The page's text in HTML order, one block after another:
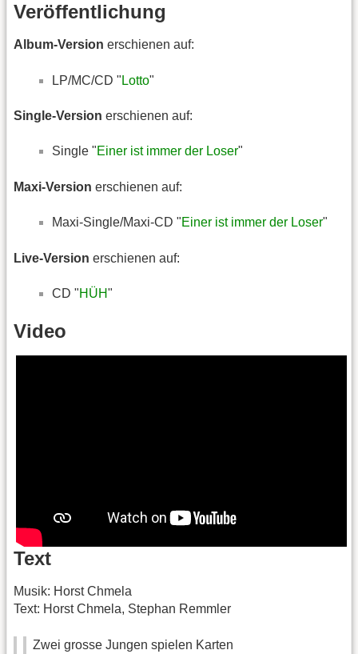
Veröffentlichung
Album-Version erschienen auf:
LP/MC/CD " Lotto"
Single-Version erschienen auf:
Single "Einer ist immer der Loser"
Maxi-Version erschienen auf:
Maxi-Single/Maxi-CD "Einer ist immer der Loser"
Live-Version erschienen auf:
CD "HÜH"
Video
Text
Musik: Horst Chmela
Text: Horst Chmela, Stephan Remmler
Zwei grosse Jungen spielen Karten